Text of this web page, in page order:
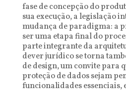
fase de concepção do
sua execução, a legislação
mudança de paradigma: a
ser uma etapa final do
parte integrante da
dever jurídico se torna
de design, um convite para
proteção de dados sejam
funcionalidades essenciais,